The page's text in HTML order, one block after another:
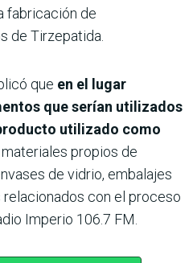
fabricación de
de Tirzepatida.
que en el lugar
que serían utilizados
utilizado como
propios de
de vidrio, embalajes
con el proceso
Imperio 106.7 FM.